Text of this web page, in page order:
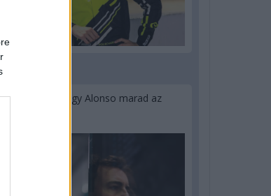
benne, hogy Alonso marad az